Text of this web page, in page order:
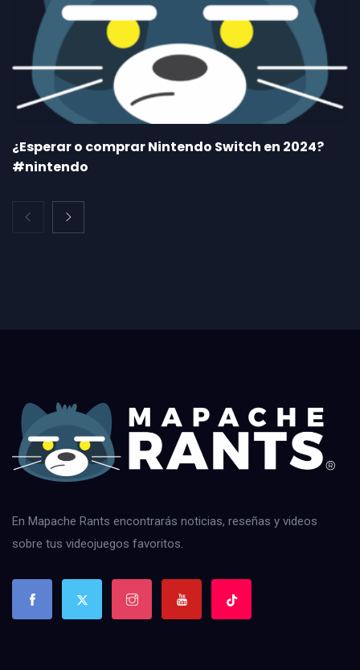
¿Esperar o comprar Nintendo Switch en 2024?
#nintendo
En Mapache Rants encontrarás noticias, reseñas y videos
sobre tus videojuegos favoritos.